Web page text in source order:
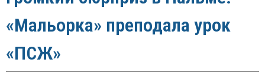
«Мальорка» преподала урок
«ПСЖ»